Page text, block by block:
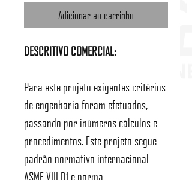
Adicionar ao carrinho
DESCRITIVO COMERCIAL:
Para este projeto exigentes critérios
de engenharia foram efetuados,
passando por inúmeros cálculos e
procedimentos. Este projeto segue
padrão normativo internacional
ASME VIII D1 e norma